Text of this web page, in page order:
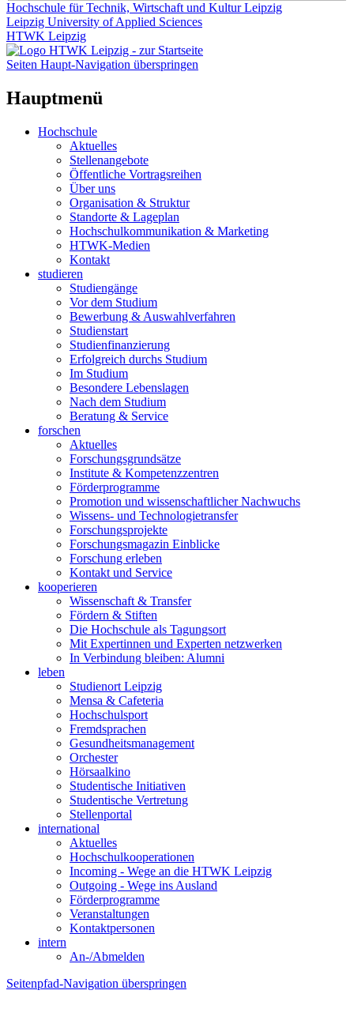
Hochschule für Technik, Wirtschaft und Kultur Leipzig
Leipzig University of Applied Sciences
HTWK Leipzig
Seiten Haupt-Navigation überspringen
Hauptmenü
Hochschule
Aktuelles
Stellenangebote
Öffentliche Vortragsreihen
Über uns
Organisation & Struktur
Standorte & Lageplan
Hochschulkommunikation & Marketing
HTWK-Medien
Kontakt
studieren
Studiengänge
Vor dem Studium
Bewerbung & Auswahlverfahren
Studienstart
Studienfinanzierung
Erfolgreich durchs Studium
Im Studium
Besondere Lebenslagen
Nach dem Studium
Beratung & Service
forschen
Aktuelles
Forschungsgrundsätze
Institute & Kompetenzzentren
Förderprogramme
Promotion und wissenschaftlicher Nachwuchs
Wissens- und Technologietransfer
Forschungsprojekte
Forschungsmagazin Einblicke
Forschung erleben
Kontakt und Service
kooperieren
Wissenschaft & Transfer
Fördern & Stiften
Die Hochschule als Tagungsort
Mit Expertinnen und Experten netzwerken
In Verbindung bleiben: Alumni
leben
Studienort Leipzig
Mensa & Cafeteria
Hochschulsport
Fremdsprachen
Gesundheitsmanagement
Orchester
Hörsaalkino
Studentische Initiativen
Studentische Vertretung
Stellenportal
international
Aktuelles
Hochschulkooperationen
Incoming - Wege an die HTWK Leipzig
Outgoing - Wege ins Ausland
Förderprogramme
Veranstaltungen
Kontaktpersonen
intern
An-/Abmelden
Seitenpfad-Navigation überspringen